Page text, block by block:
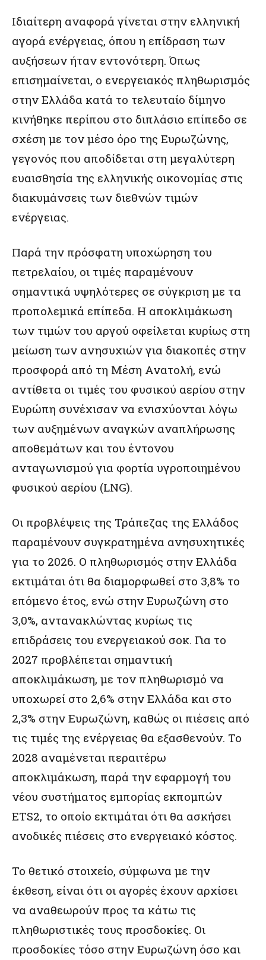
Ιδιαίτερη αναφορά γίνεται στην ελληνική
αγορά ενέργειας, όπου η επίδραση των
αυξήσεων ήταν εντονότερη. Όπως
επισημαίνεται, ο ενεργειακός πληθωρισμός
στην Ελλάδα κατά το τελευταίο δίμηνο
κινήθηκε περίπου στο διπλάσιο επίπεδο σε
σχέση με τον μέσο όρο της Ευρωζώνης,
γεγονός που αποδίδεται στη μεγαλύτερη
ευαισθησία της ελληνικής οικονομίας στις
διακυμάνσεις των διεθνών τιμών
ενέργειας.
Παρά την πρόσφατη υποχώρηση του
πετρελαίου, οι τιμές παραμένουν
σημαντικά υψηλότερες σε σύγκριση με τα
προπολεμικά επίπεδα. Η αποκλιμάκωση
των τιμών του αργού οφείλεται κυρίως στη
μείωση των ανησυχιών για διακοπές στην
προσφορά από τη Μέση Ανατολή, ενώ
αντίθετα οι τιμές του φυσικού αερίου στην
Ευρώπη συνέχισαν να ενισχύονται λόγω
των αυξημένων αναγκών αναπλήρωσης
αποθεμάτων και του έντονου
ανταγωνισμού για φορτία υγροποιημένου
φυσικού αερίου (LNG).
Οι προβλέψεις της Τράπεζας της Ελλάδος
παραμένουν συγκρατημένα ανησυχητικές
για το 2026. Ο πληθωρισμός στην Ελλάδα
εκτιμάται ότι θα διαμορφωθεί στο 3,8% το
επόμενο έτος, ενώ στην Ευρωζώνη στο
3,0%, αντανακλώντας κυρίως τις
επιδράσεις του ενεργειακού σοκ. Για το
2027 προβλέπεται σημαντική
αποκλιμάκωση, με τον πληθωρισμό να
υποχωρεί στο 2,6% στην Ελλάδα και στο
2,3% στην Ευρωζώνη, καθώς οι πιέσεις από
τις τιμές της ενέργειας θα εξασθενούν. Το
2028 αναμένεται περαιτέρω
αποκλιμάκωση, παρά την εφαρμογή του
νέου συστήματος εμπορίας εκπομπών
ETS2, το οποίο εκτιμάται ότι θα ασκήσει
ανοδικές πιέσεις στο ενεργειακό κόστος.
Το θετικό στοιχείο, σύμφωνα με την
έκθεση, είναι ότι οι αγορές έχουν αρχίσει
να αναθεωρούν προς τα κάτω τις
πληθωριστικές τους προσδοκίες. Οι
προσδοκίες τόσο στην Ευρωζώνη όσο και